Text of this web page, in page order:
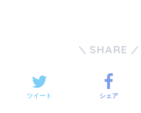
SHARE
ツイート シェア